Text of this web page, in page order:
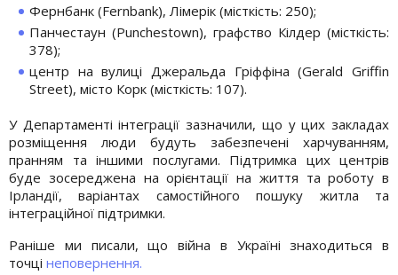
Фернбанк (Fernbank), Лімерік (місткість: 250);
Панчестаун (Punchestown), графство Кілдер (місткість:
378);
центр на вулиці Джеральда Гріффіна (Gerald Griffin
Street), місто Корк (місткість: 107).
У Департаменті інтеграції зазначили, що у цих закладах
розміщення люди будуть забезпечені харчуванням,
пранням та іншими послугами. Підтримка цих центрів
буде зосереджена на орієнтації на життя та роботу в
Ірландії, варіантах самостійного пошуку житла та
інтеграційної підтримки.
Раніше ми писали, що війна в Україні знаходиться в
точці неповернення.